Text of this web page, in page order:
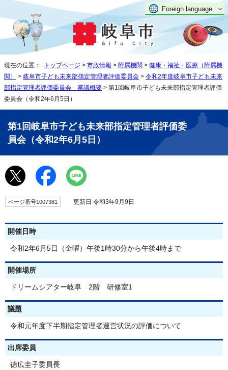
Foreign language
現在の位置： トップページ > 市政情報 > 附属機関 > 健康・福祉・医療（附属機
関）
> 岐阜市子ども未来部指定管理者評価委員会 > 令和2年度岐阜市子ども未来
部指定管理者評価委員会 審議概要 > 第1回岐阜市子ども未来部指定管理者評価
委員会（令和2年6月5日）
第1回岐阜市子ども未来部指定管理者評価委
員会（令和2年6月5日）
ページ番号1007381 更新日 令和3年9月9日
開催日時
令和2年6月5日（金曜）午後1時30分から午後4時まで
開催場所
ドリームシアター岐阜 2階 研修室1
議題
令和元年度下半期指定管理者運営状況の評価について
出席委員
徳広圭子委員長